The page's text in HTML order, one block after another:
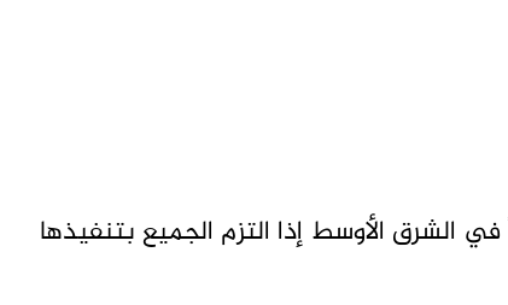
الشرق الأوسط إذا التزم الجميع بتنفيذها